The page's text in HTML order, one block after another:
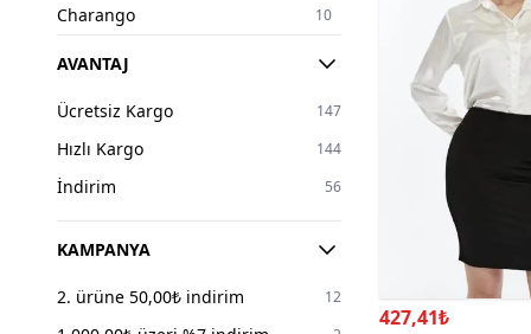
54 2
56 1
Tek Ebat 1
Charango 10
Nazen Giyim
MOZENA
AVANTAJ
Ücretsiz Kargo 147
Hızlı Kargo 144
İndirim 56
KAMPANYA
2. ürüne 50,00₺ indirim 12
427,41₺